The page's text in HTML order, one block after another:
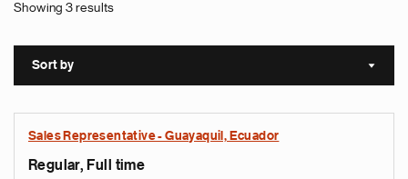
Showing 3 results
Sort by Sort
Sales Representative - Guayaquil, Ecuador
Regular, Full time